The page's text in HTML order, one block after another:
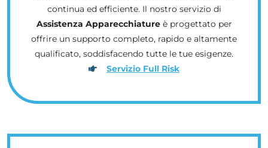
continua ed efficiente. Il nostro servizio di
Assistenza Apparecchiatureè progettato per
offrire un supporto completo, rapido e altamente
qualificato, soddisfacendo tutte le tue esigenze.
Servizio Full Risk